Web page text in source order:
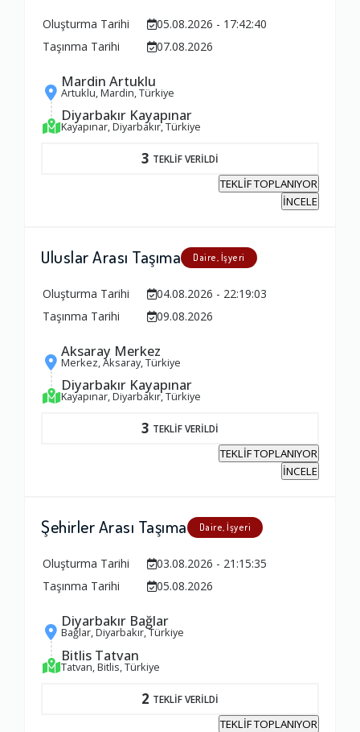
Oluşturma Tarihi
05.08.2026 - 17:42:40
Taşınma Tarihi
07.08.2026
Mardin Artuklu
Artuklu, Mardin, Türkiye
Diyarbakır Kayapınar
Kayapınar, Diyarbakır, Türkiye
3 TEKLİF VERİLDİ
TEKLİF TOPLANIYOR
İNCELE
Uluslar Arası Taşıma Daire, İşyeri
Oluşturma Tarihi
04.08.2026 - 22:19:03
Taşınma Tarihi
09.08.2026
Aksaray Merkez
Merkez, Aksaray, Türkiye
Diyarbakır Kayapınar
Kayapınar, Diyarbakır, Türkiye
3 TEKLİF VERİLDİ
TEKLİF TOPLANIYOR
İNCELE
Şehirler Arası Taşıma Daire, İşyeri
Oluşturma Tarihi
03.08.2026 - 21:15:35
Taşınma Tarihi
05.08.2026
Diyarbakır Bağlar
Bağlar, Diyarbakır, Türkiye
Bitlis Tatvan
Tatvan, Bitlis, Türkiye
2 TEKLİF VERİLDİ
TEKLİF TOPLANIYOR